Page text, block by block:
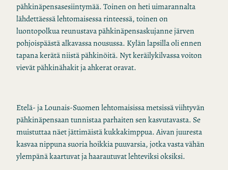
pähkinäpensasesiintymää. Toinen on heti uimarannalta
lähdettäessä lehtomaisessa rinteessä, toinen on
luontopolkua reunustava pähkinäpensaskujanne järven
pohjoispäästä alkavassa nousussa. Kylän lapsilla oli ennen
tapana kerätä niistä pähkinöitä. Nyt keräilykilvassa voiton
vievät pähkinähakit ja ahkerat oravat.
Etelä- ja Lounais-Suomen lehtomaisissa metsissä viihtyvän
pähkinäpensaan tunnistaa parhaiten sen kasvutavasta. Se
muistuttaa näet jättimäistä kukkakimppua. Aivan juuresta
kasvaa nippuna suoria hoikkia puuvarsia, jotka vasta vähän
ylempänä kaartuvat ja haarautuvat lehteviksi oksiksi.